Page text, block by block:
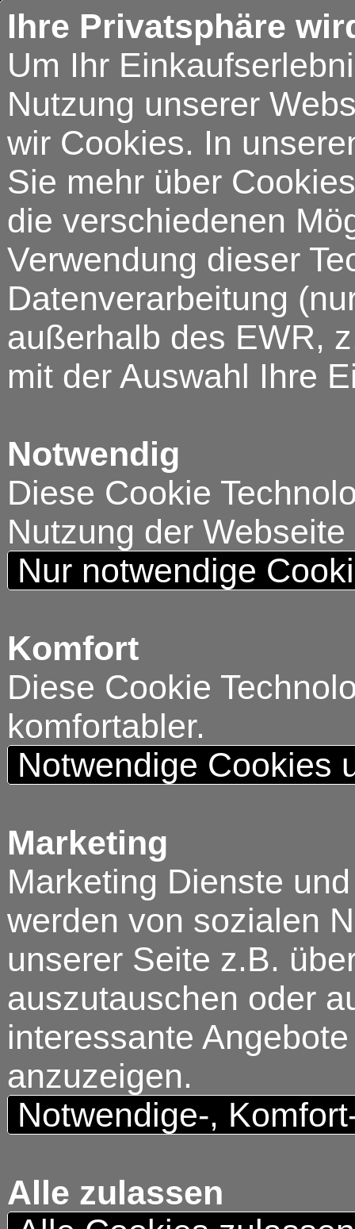
Ihre Privatsphäre
Um Ihr
Nutzung unserer
wir Cookies. In
Sie mehr über
die verschiedenen
Verwendung dieser
Datenverarbeitung
außerhalb des EWR,
mit der Auswahl Ihre
Notwendig
Diese Cookie
Nutzung der
Nur notwendige
Komfort
Diese Cookie
komfortabler.
Notwendige Cookies
Marketing
Marketing Dienste
werden von sozialen
unserer Seite z.B.
auszutauschen oder
interessante
anzuzeigen.
Notwendige-,
Alle zulassen